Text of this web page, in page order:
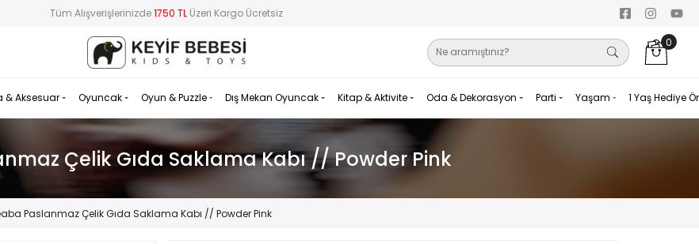
Tüm Alışverişlerinizde1750 TL Üzeri Kargo Ücretsiz
0
& Aksesuar Oyuncak Oyun & Puzzle Dış Mekan Oyuncak Kitap & Aktivite Oda & Dekorasyon Parti Yaşam 1 Yaş Hediye
Çelik Gıda Saklama Kabı // Powder Pink
Paslanmaz Çelik Gıda Saklama Kabı // Powder Pink